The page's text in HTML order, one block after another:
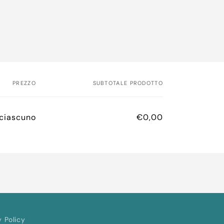
PREZZO SUBTOTALE PRODOTTO
€0,00
Policy